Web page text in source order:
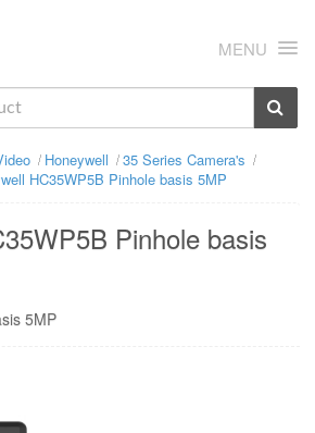
MENU
Honeywell
35 Series Camera's
HC35WP5B Pinhole basis 5MP
Pinhole basis
5MP